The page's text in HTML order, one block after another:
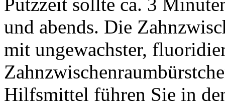
Putzzeit sollte ca. 3
und abends. Die
mit ungewachster,
Hilfsmittel führen Sie in